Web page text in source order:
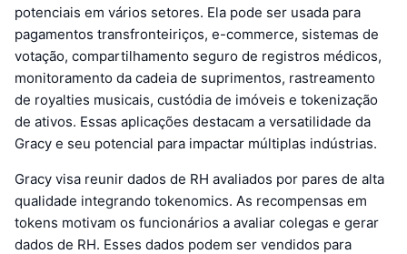
potenciais em vários setores. Ela pode ser usada para
pagamentos transfronteiriços, e-commerce, sistemas de
votação, compartilhamento seguro de registros médicos,
monitoramento da cadeia de suprimentos, rastreamento
de royalties musicais, custódia de imóveis e tokenização
de ativos. Essas aplicações destacam a versatilidade da
Gracy e seu potencial para impactar múltiplas indústrias.
Gracy visa reunir dados de RH avaliados por pares de alta
qualidade integrando tokenomics. As recompensas em
tokens motivam os funcionários a avaliar colegas e gerar
dados de RH. Esses dados podem ser vendidos para